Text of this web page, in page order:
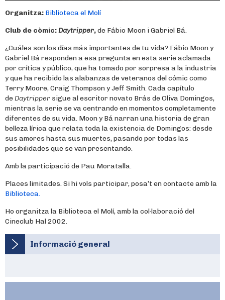
Organitza: Biblioteca el Molí
Club de còmic:Daytripper,de Fábio Moon i Gabriel Bá.
¿Cuáles son los días más importantes de tu vida? Fábio Moon y
Gabriel Bá responden a esa pregunta en esta serie aclamada
por crítica y público, que ha tomado por sorpresa a la industria
y que ha recibido las alabanzas de veteranos del cómic como
Terry Moore, Craig Thompson y Jeff Smith. Cada capítulo
deDaytripper sigue al escritor novato Brás de Oliva Domingos,
mientras la serie se va centrando en momentos completamente
diferentes de su vida. Moon y Bá narran una historia de gran
belleza lírica que relata toda la existencia de Domingos: desde
sus amores hasta sus muertes, pasando por todas las
posibilidades que se van presentando.
Amb la participació de Pau Moratalla.
Places limitades. Si hi vols participar, posa’t en contacte amb la
Biblioteca.
Ho organitza la Biblioteca el Molí, amb la col·laboració del
Cineclub Hal 2002.
Informació general